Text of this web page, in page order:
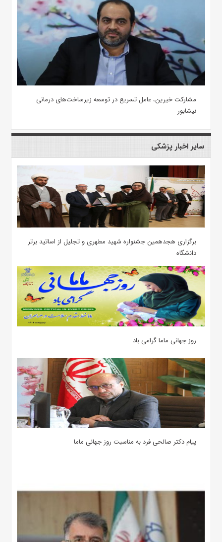
مشارکت خیرین، عامل تسریع در توسعه زیرساخت‌های درمانی
نیشابور
سایر اخبار پزشکی
برگزاری هجدهمین جشنواره شهید مطهری و تجلیل از اساتید برتر
دانشگاه
روز جهانی ماما گرامی باد
پیام دکتر صالحی فرد به مناسبت روز جهانی ماما